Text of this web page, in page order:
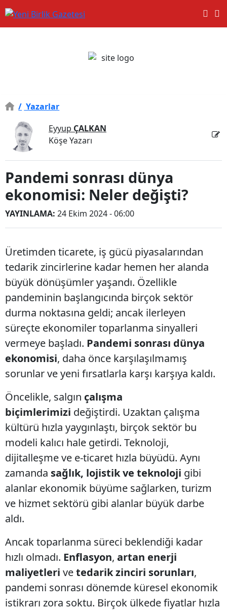
/ Yazarlar
Eyyup ÇALKAN
Köşe Yazarı
Pandemi sonrası dünya
ekonomisi: Neler değişti?
YAYINLAMA: 24 Ekim 2024 - 06:00
Üretimden ticarete, iş gücü piyasalarından
tedarik zincirlerine kadar hemen her alanda
büyük dönüşümler yaşandı. Özellikle
pandeminin başlangıcında birçok sektör
durma noktasına geldi; ancak ilerleyen
süreçte ekonomiler toparlanma sinyalleri
vermeye başladı. Pandemi sonrası dünya
ekonomisi, daha önce karşılaşılmamış
sorunlar ve yeni fırsatlarla karşı karşıya kaldı.
Öncelikle, salgın çalışma
biçimlerimizi değiştirdi. Uzaktan çalışma
kültürü hızla yaygınlaştı, birçok sektör bu
modeli kalıcı hale getirdi. Teknoloji,
dijitalleşme ve e-ticaret hızla büyüdü. Aynı
zamanda sağlık, lojistik ve teknoloji gibi
alanlar ekonomik büyüme sağlarken, turizm
ve hizmet sektörü gibi alanlar büyük darbe
aldı.
Ancak toparlanma süreci beklendiği kadar
hızlı olmadı. Enflasyon, artan enerji
maliyetleri vetedarik zinciri sorunları,
pandemi sonrası dönemde küresel ekonomik
istikrarı zora soktu. Birçok ülkede fiyatlar hızla